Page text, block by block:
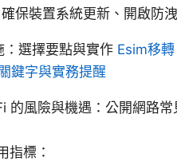
保裝置系統更新、開啟防
：選擇要點與實作 Esim移
鍵字與實務提醒
的風險與機遇：公開網路
指標：